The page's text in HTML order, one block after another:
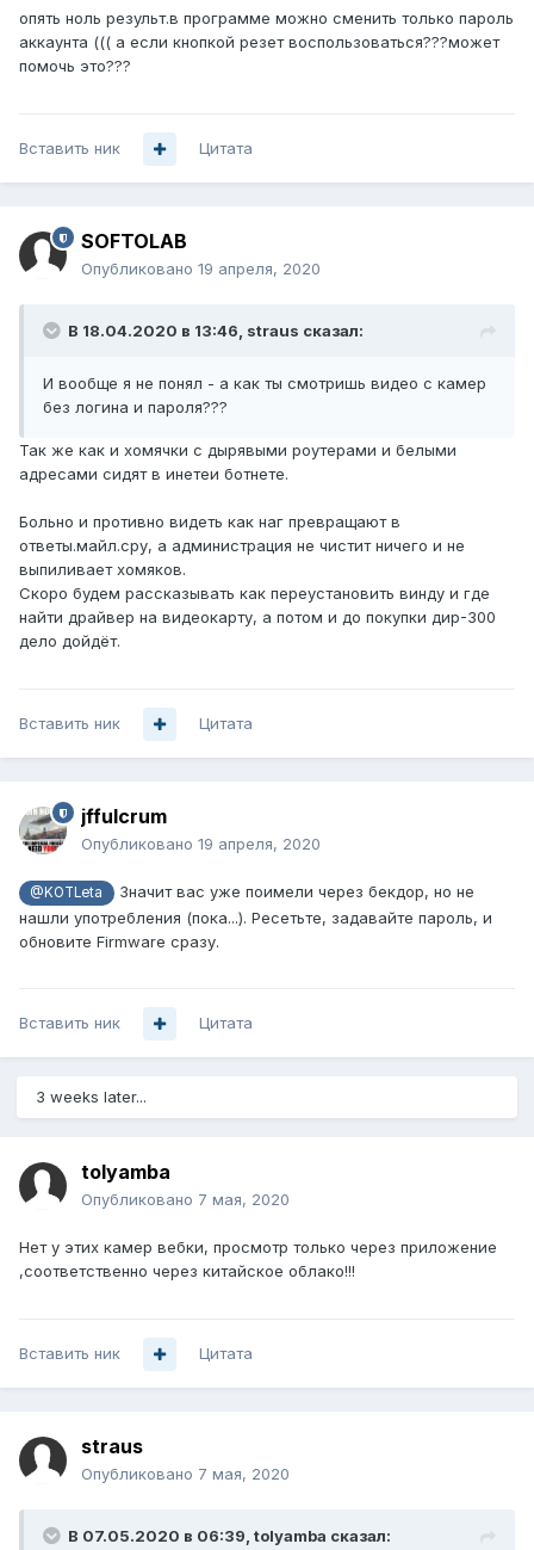
опять ноль результ.в программе можно сменить только пароль
аккаунта ((( а если кнопкой резет воспользоваться???может
помочь это???
Вставить ник Цитата
SOFTOLAB
Опубликовано 19 апреля, 2020
В 18.04.2020 в 13:46, straus сказал:
И вообще я не понял - а как ты смотришь видео с камер
без логина и пароля???
Так же как и хомячки с дырявыми роутерами и белыми
адресами сидят в инетеи ботнете.
Больно и противно видеть как наг превращают в
ответы.майл.сру, а администрация не чистит ничего и не
выпиливает хомяков.
Скоро будем рассказывать как переустановить винду и где
найти драйвер на видеокарту, а потом и до покупки дир-300
дело дойдёт.
Вставить ник Цитата
jffulcrum
Опубликовано 19 апреля, 2020
@KOTLeta
Значит вас уже поимели через бекдор, но не
нашли употребления (пока...). Ресетьте, задавайте пароль, и
обновите Firmware сразу.
Вставить ник Цитата
3 weeks later...
tolyamba
Опубликовано 7 мая, 2020
Нет у этих камер вебки, просмотр только через приложение
,соответственно через китайское облако!!!
Вставить ник Цитата
straus
Опубликовано 7 мая, 2020
В 07.05.2020 в 06:39, tolyamba сказал: